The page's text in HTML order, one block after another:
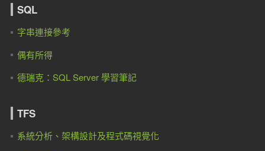
SQL
字串連接參考
偶有所得
德瑞克：SQL Server 學習筆記
TFS
系統分析、架構設計及程式碼視覺化